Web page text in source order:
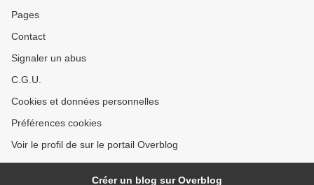
Pages
Contact
Signaler un abus
C.G.U.
Cookies et données personnelles
Préférences cookies
Voir le profil de sur le portail Overblog
Créer un blog sur Overblog